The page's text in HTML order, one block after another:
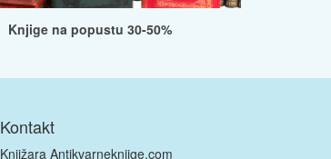
Knjige na popustu 30-50%
Kontakt
Knjižara Antikvarneknjige.com